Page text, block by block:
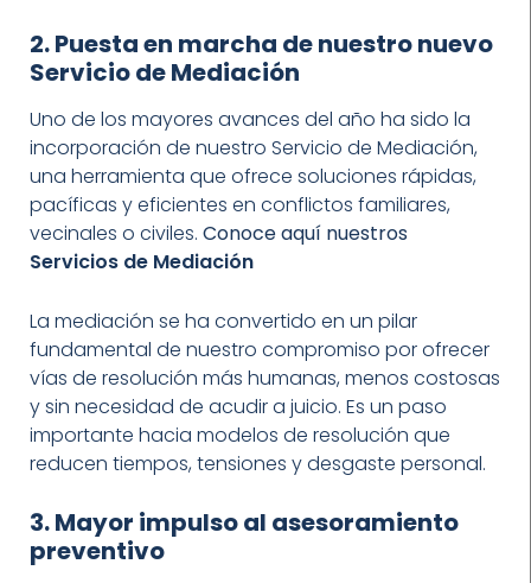
2. Puesta en marcha de nuestro nuevo
Servicio de Mediación
Uno de los mayores avances del año ha sido la
incorporación de nuestro Servicio de Mediación,
una herramienta que ofrece soluciones rápidas,
pacíficas y eficientes en conflictos familiares,
vecinales o civiles. Conoce aquí nuestros
Servicios de Mediación
La mediación se ha convertido en un pilar
fundamental de nuestro compromiso por ofrecer
vías de resolución más humanas, menos costosas
y sin necesidad de acudir a juicio. Es un paso
importante hacia modelos de resolución que
reducen tiempos, tensiones y desgaste personal.
3. Mayor impulso al asesoramiento
preventivo